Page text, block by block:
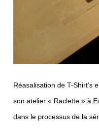
Réasalisation de T-Shirt’s
son atelier « Raclette » à
dans le processus de la